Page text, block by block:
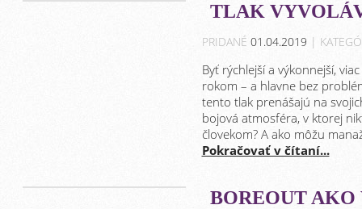
TLAK
PRIDANÉ 01.04.2019 |
Byť rýchlejší a výkonnejší,
rokom – a hlavne bez
tento tlak prenášajú na
bojová atmosféra, v ktorej
človekom? A ako môžu
Pokračovať v čítaní...
BOREOUT